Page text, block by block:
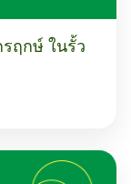
ฤกษ์ ในรั้ว